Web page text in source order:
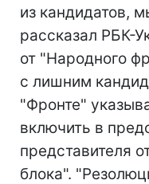
из кандидатов,
рассказал РБК-
от "Народного
с лишним
"Фронте"
включить в
представителя
блока".